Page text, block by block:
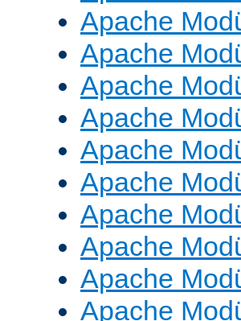
Apache
Apache
Apache
Apache
Apache
Apache
Apache
Apache
Apache
Apache